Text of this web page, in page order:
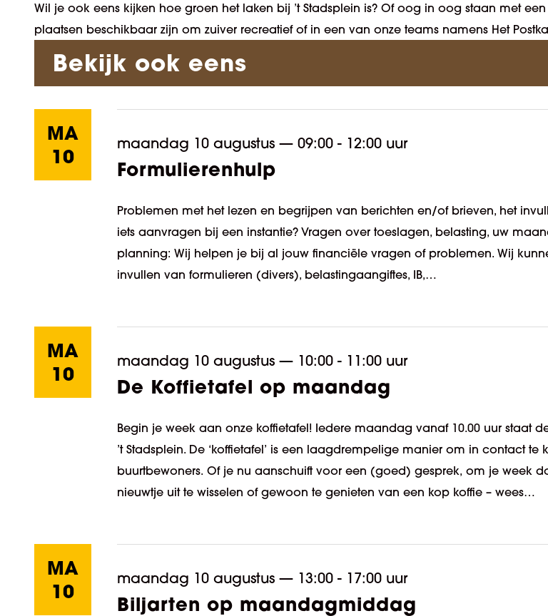
Wil je ook eens kijken hoe groen het laken bij ’t Stadsplein is? Of oog in oog staan met
plaatsen beschikbaar zijn om zuiver recreatief of in een van onze teams namens Het
Bekijk ook eens
MA
10
maandag 10 augustus — 09:00 - 12:00 uur
Formulierenhulp
Problemen met het lezen en begrijpen van berichten en/of brieven, het
iets aanvragen bij een instantie? Vragen over toeslagen, belasting, uw
planning: Wij helpen je bij al jouw financiële vragen of problemen. Wij
invullen van formulieren (divers), belastingaangiftes, IB,…
MA
10
maandag 10 augustus — 10:00 - 11:00 uur
De Koffietafel op maandag
Begin je week aan onze koffietafel! Iedere maandag vanaf 10.00 uur staat
’t Stadsplein. De ‘koffietafel’ is een laagdrempelige manier om in contact te
buurtbewoners. Of je nu aanschuift voor een (goed) gesprek, om je week
nieuwtje uit te wisselen of gewoon te genieten van een kop koffie – wees…
MA
10
maandag 10 augustus — 13:00 - 17:00 uur
Biljarten op maandagmiddag